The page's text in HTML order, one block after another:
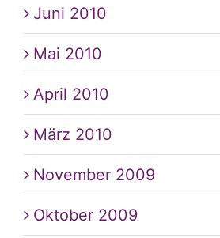
Juni 2010
Mai 2010
April 2010
März 2010
November 2009
Oktober 2009